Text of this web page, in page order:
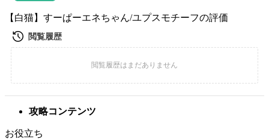
【白猫】すーぱーエネちゃん/ユプスモチーフの評価
攻略コンテンツ
お役立ち